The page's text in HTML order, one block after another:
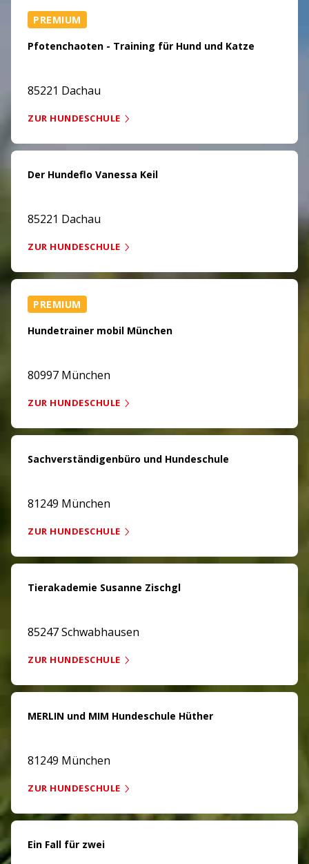
PREMIUM
Pfotenchaoten - Training für Hund und Katze
85221 Dachau
ZUR HUNDESCHULE
Der Hundeflo Vanessa Keil
85221 Dachau
ZUR HUNDESCHULE
PREMIUM
Hundetrainer mobil München
80997 München
ZUR HUNDESCHULE
Sachverständigenbüro und Hundeschule
81249 München
ZUR HUNDESCHULE
Tierakademie Susanne Zischgl
85247 Schwabhausen
ZUR HUNDESCHULE
MERLIN und MIM Hundeschule Hüther
81249 München
ZUR HUNDESCHULE
Ein Fall für zwei